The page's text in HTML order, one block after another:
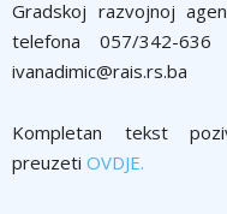
Gradskoj razvojnoj
telefona 057/342-
ivanadimic@rais.rs.ba
Kompletan tekst
preuzeti OVDJE.